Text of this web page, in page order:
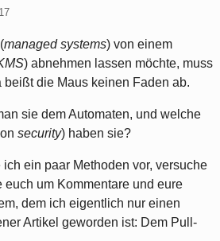
managed systems) von einem
) abnehmen lassen möchte, muss
die Maus keinen Faden ab.
sie dem Automaten, und welche
security) haben sie?
ein paar Methoden vor, versuche
um Kommentare und eure
dem ich eigentlich nur einen
Artikel geworden ist: Dem Pull-